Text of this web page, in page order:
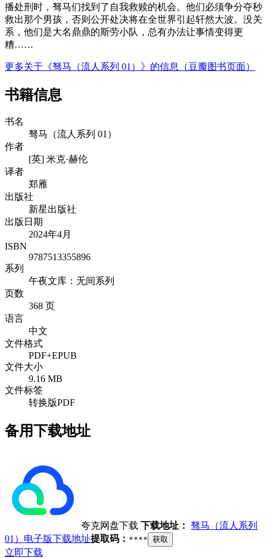
播处刑时，驽马们找到了自我救赎的机会。他们必须争分夺秒
救出那个男孩，否则公开处决将在全世界引起轩然大波。没关
系，他们是大名鼎鼎的斯劳小队，总有办法让事情变得更
糟……
更多关于《驽马（流人系列 01）》的信息（豆瓣图书页面）
书籍信息
书名
驽马（流人系列 01）
作者
[英] 米克·赫伦
译者
郑雁
出版社
新星出版社
出版日期
2024年4月
ISBN
9787513355896
系列
午夜文库：无间系列
页数
368 页
语言
中文
文件格式
PDF+EPUB
文件大小
9.16 MB
文件标签
转换版PDF
备用下载地址
夸克网盘下载 下载地址： 驽马（流人系列
01）电子版下载地址提取码： **** 获取
立即下载